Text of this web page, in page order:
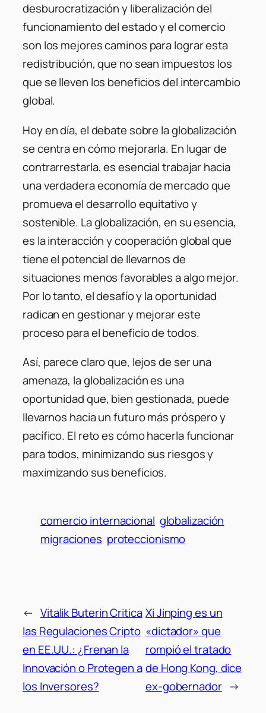
desburocratización y liberalización del
funcionamiento del estado y el comercio
son los mejores caminos para lograr esta
redistribución, que no sean impuestos los
que se lleven los beneficios del intercambio
global.
Hoy en día, el debate sobre la globalización
se centra en cómo mejorarla. En lugar de
contrarrestarla, es esencial trabajar hacia
una verdadera economía de mercado que
promueva el desarrollo equitativo y
sostenible. La globalización, en su esencia,
es la interacción y cooperación global que
tiene el potencial de llevarnos de
situaciones menos favorables a algo mejor.
Por lo tanto, el desafío y la oportunidad
radican en gestionar y mejorar este
proceso para el beneficio de todos.
Así, parece claro que, lejos de ser una
amenaza, la globalización es una
oportunidad que, bien gestionada, puede
llevarnos hacia un futuro más próspero y
pacífico. El reto es cómo hacerla funcionar
para todos, minimizando sus riesgos y
maximizando sus beneficios.
comercio internacional globalización
migraciones proteccionismo
← Vitalik Buterin Critica
las Regulaciones Cripto
en EE.UU.: ¿Frenan la
Innovación o Protegen a
los Inversores?
Xi Jinping es un
«dictador» que
rompió el tratado
de Hong Kong, dice
ex-gobernador →